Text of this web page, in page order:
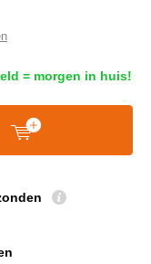
= morgen in huis!